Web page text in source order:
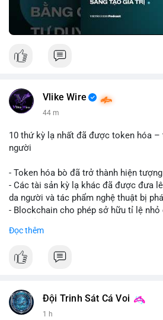
Nguồn: VIETSUCCESS
Vlike Wire
44 m
10 thứ kỳ lạ nhất đã được token hóa –
người
- Token hóa bò đã trở thành hiện
- Các tài sản kỳ lạ khác đã được đưa
da người và tác phẩm nghệ thuật bị
- Blockchain cho phép sở hữu tỉ lệ
- Câu hỏi về pháp lý, đạo đức và bảo
bất thường.
$btc $eth
Đọc thêm
Đội Trinh Sát Cá Voi
1 h